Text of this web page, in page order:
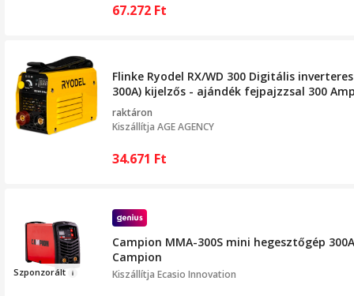
67.272 Ft
Flinke Ryodel RX/WD 300 Digitális
300A) kijelzős - ajándék fejpajzzsal 300
raktáron
Kiszállítja AGE AGENCY
34.671 Ft
Szponzorált
Campion MMA-300S mini hegesztőgép
Campion
Kiszállítja Ecasio Innovation